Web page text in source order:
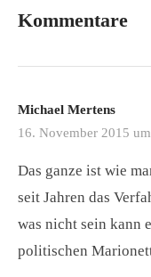
Kommentare
Michael Mertens
16. November 2015
Das ganze ist wie
seit Jahren das
was nicht sein kann
politischen